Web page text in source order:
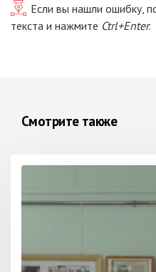
Если вы нашли ошибку,
текста и нажмите Ctrl+Enter.
Смотрите также